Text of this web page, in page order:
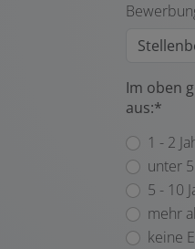
Im oben
aus:*
1 - 2
unter
5 - 10
mehr
keine